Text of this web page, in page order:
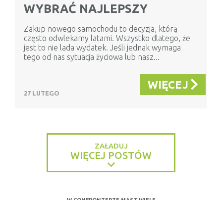
WYBRAĆ NAJLEPSZY
Zakup nowego samochodu to decyzja, którą
często odwlekamy latami. Wszystko dlatego, że
jest to nie lada wydatek. Jeśli jednak wymaga
tego od nas sytuacja życiowa lub nasz...
27 LUTEGO
WIĘCEJ
ZAŁADUJ
WIĘCEJ POSTÓW